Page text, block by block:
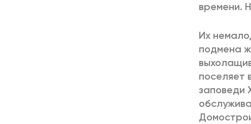
времени.
Их
подмена
поселяет
заповеди